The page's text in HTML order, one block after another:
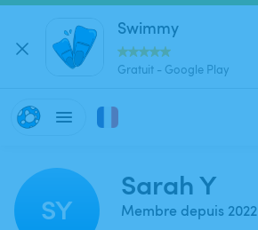
Swimmy
Gratuit - Google Play
SY
Sarah Y
Membre depuis 2022